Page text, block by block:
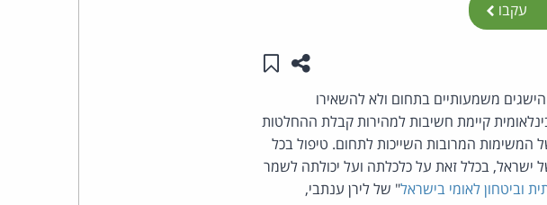
עקבו
שתפו עמוד זה
שמור ב"תכנים שלי"
משמעותיים בתחום ולא להשאירו
קיימת חשיבות למהירות קבלת ההחלטות
המשימות המרובות השייכות לתחום. טיפול בכל
בכלל זאת על כלכלתה ועל יכולתה לשמר
וביטחון לאומי בישראל" של לירן ענתבי,